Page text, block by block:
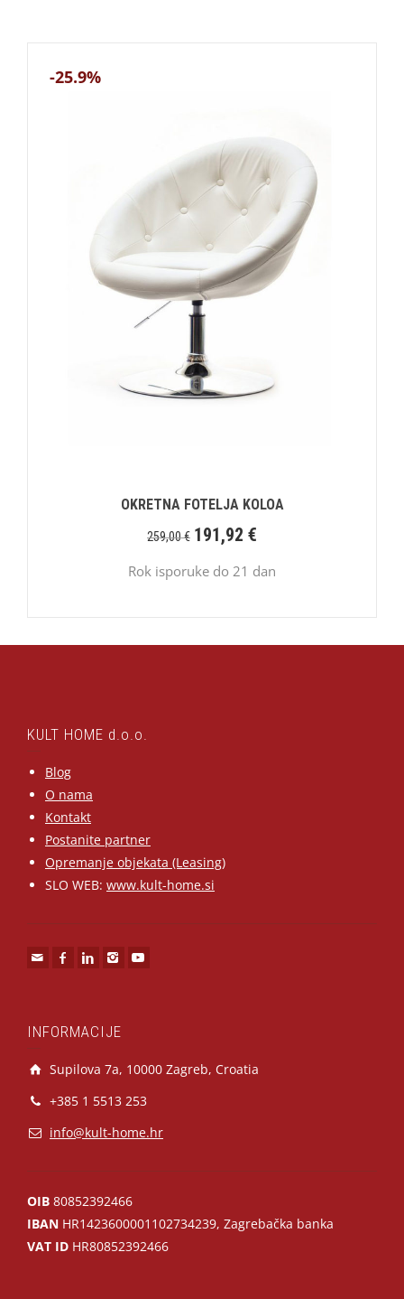
-25.9%
OKRETNA FOTELJA KOLOA
259,00€ 191,92 €
Rok isporuke do 21 dan
KULT HOME d.o.o.
Blog
O nama
Kontakt
Postanite partner
Opremanje objekata (Leasing)
SLO WEB: www.kult-home.si
INFORMACIJE
Supilova 7a, 10000 Zagreb, Croatia
+385 1 5513 253
info@kult-home.hr
OIB 80852392466
IBAN HR1423600001102734239, Zagrebačka banka
VAT ID HR80852392466